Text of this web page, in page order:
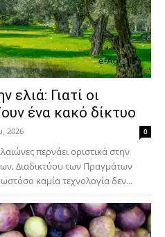
ελιά: Γιατί οι
ένα κακό δίκτυο
2026 0
περνάει οριστικά στην
Διαδικτύου των Πραγμάτων
καμία τεχνολογία δεν...